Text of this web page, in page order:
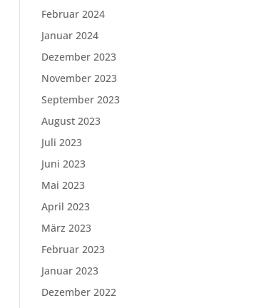
Februar 2024
Januar 2024
Dezember 2023
November 2023
September 2023
August 2023
Juli 2023
Juni 2023
Mai 2023
April 2023
März 2023
Februar 2023
Januar 2023
Dezember 2022